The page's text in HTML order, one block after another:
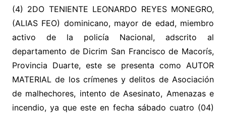
(4) 2DO TENIENTE LEONARDO REYES MONEGRO,
(ALIAS FEO) dominicano, mayor de edad, miembro
activo de la policía Nacional, adscrito al
departamento de Dicrim San Francisco de Macorís,
Provincia Duarte, este se presenta como AUTOR
MATERIAL de los crímenes y delitos de Asociación
de malhechores, intento de Asesinato, Amenazas e
incendio, ya que este en fecha sábado cuatro (04)